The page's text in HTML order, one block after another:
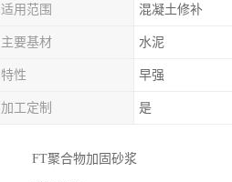
适用范围 混凝土修补
主要基材 水泥
特性 早强
加工定制 是
FT聚合物加固砂浆